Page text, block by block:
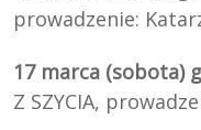
prowadzenie:
17 marca (sobota)
Z SZYCIA,